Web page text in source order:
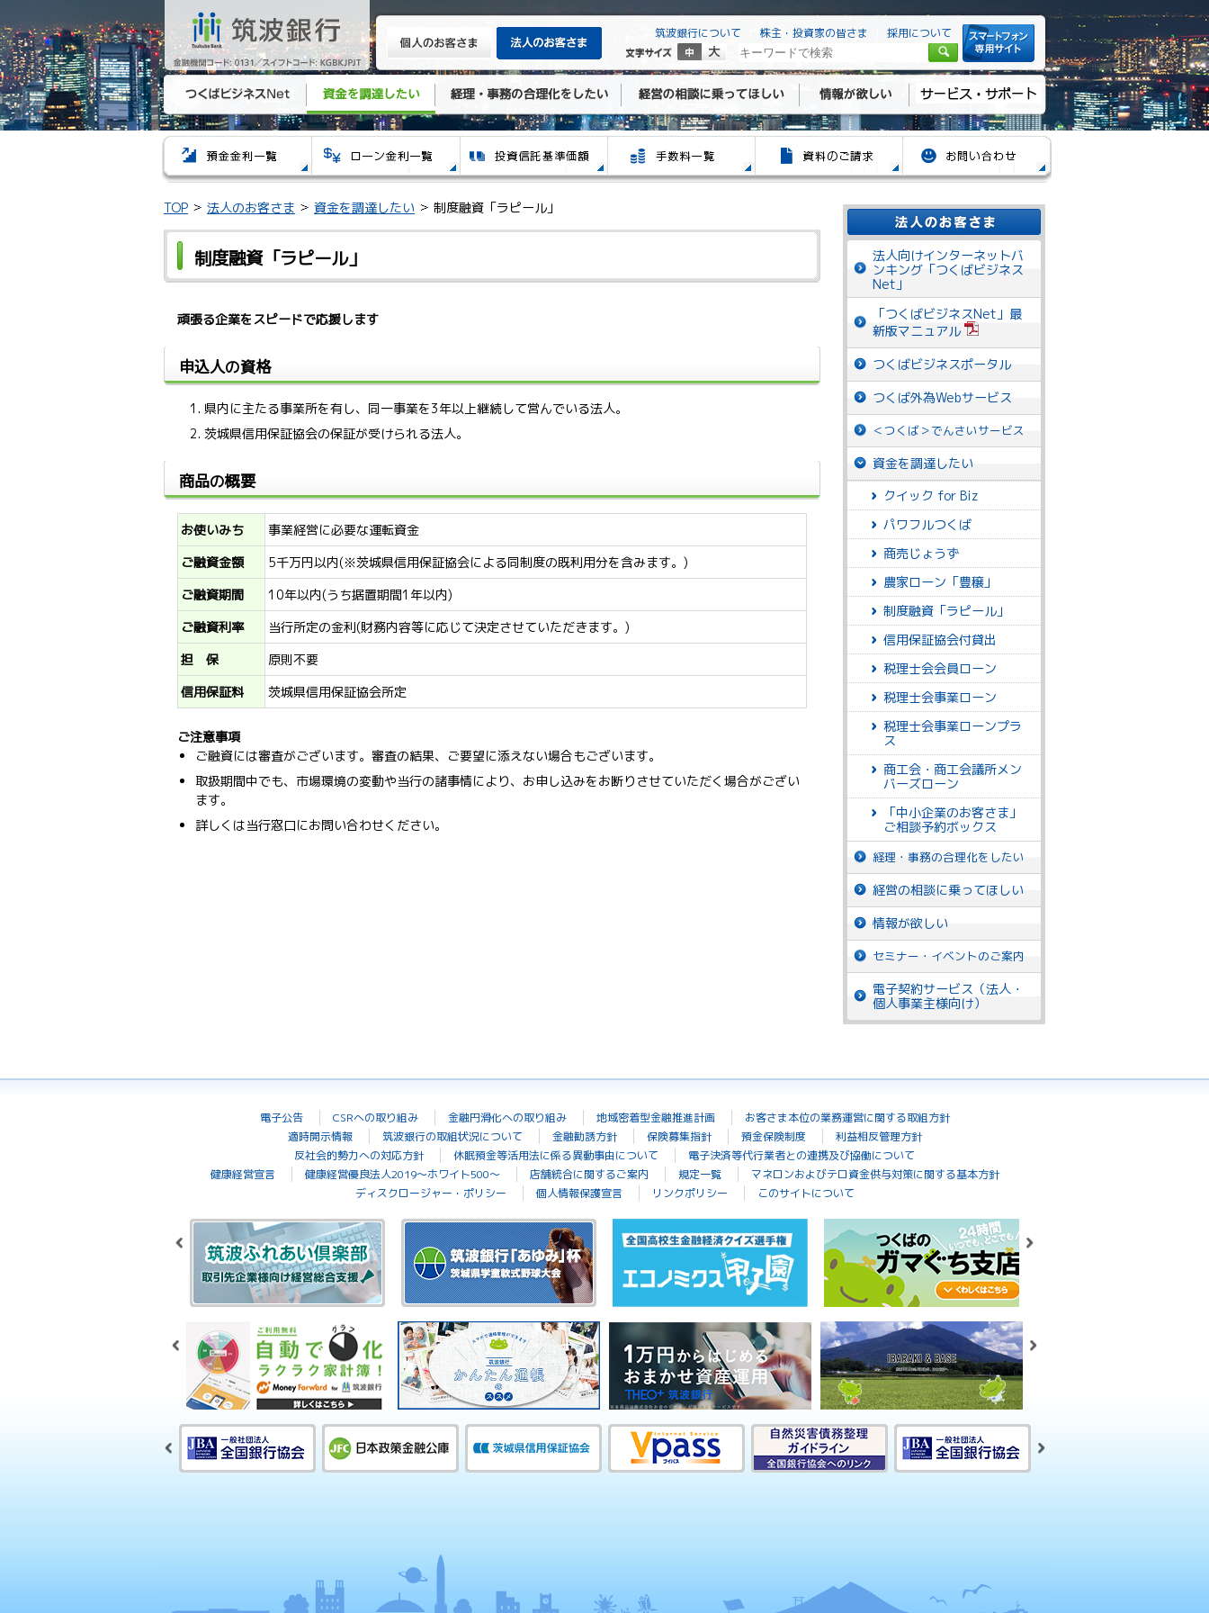
筑波銀行について 株主・投資家の皆さま 採用について
TOP 法人のお客さま 資金を調達したい 制度融資「ラピール」
制度融資「ラピール」
頑張る企業をスピードで応援します
申込人の資格
県内に主たる事業所を有し、同一事業を3年以上継続して営んでいる法人。
茨城県信用保証協会の保証が受けられる法人。
商品の概要
お使いみち
事業経営に必要な運転資金
ご融資金額
5千万円以内(※茨城県信用保証協会による同制度の既利用分を含みます。)
ご融資期間
10年以内(うち据置期間1年以内)
ご融資利率
当行所定の金利(財務内容等に応じて決定させていただきます。)
担 保
原則不要
信用保証料
茨城県信用保証協会所定
ご注意事項
ご融資には審査がございます。審査の結果、ご要望に添えない場合もございます。
取扱期間中でも、市場環境の変動や当行の諸事情により、お申し込みをお断りさせていただく場合がござい
ます。
詳しくは当行窓口にお問い合わせください。
法人向けインターネットバ
ンキング「つくばビジネス
Net」
「つくばビジネスNet」最
新版マニュアル
つくばビジネスポータル
つくば外為Webサービス
＜つくば＞でんさいサービス
資金を調達したい
クイック for Biz
パワフルつくば
商売じょうず
農家ローン「豊穣」
制度融資「ラピール」
信用保証協会付貸出
税理士会会員ローン
税理士会事業ローン
税理士会事業ローンプラ
ス
商工会・商工会議所メン
バーズローン
「中小企業のお客さま」
ご相談予約ボックス
経理・事務の合理化をしたい
経営の相談に乗ってほしい
情報が欲しい
セミナー・イベントのご案内
電子契約サービス（法人・
個人事業主様向け）
電子公告 CSRへの取り組み 金融円滑化への取り組み 地域密着型金融推進計画
お客さま本位の業務運営に関する取組方針
適時開示情報
筑波銀行の取組状況について 金融勧誘方針 保険募集指針 預金保険制度
利益相反管理方針
反社会的勢力への対応方針
休眠預金等活用法に係る異動事由について
電子決済等代行業者との連携及び協働について
健康経営宣言
健康経営優良法人2019～ホワイト500～ 店舗統合に関するご案内 規定一覧
マネロンおよびテロ資金供与対策に関する基本方針
ディスクロージャー・ポリシー
個人情報保護宣言 リンクポリシー このサイトについて